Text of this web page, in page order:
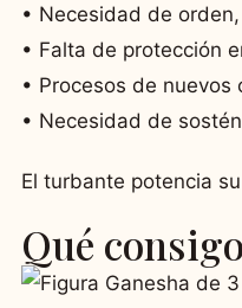
• Necesidad de
• Falta de protección
• Procesos de
• Necesidad de
El turbante potencia
Qué